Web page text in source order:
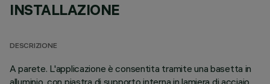
INSTALLAZIONE
DESCRIZIONE
A parete. L'applicazione è consentita tramite una basetta in
alluminio, con piastra di supporto interna in lamiera di acciaio